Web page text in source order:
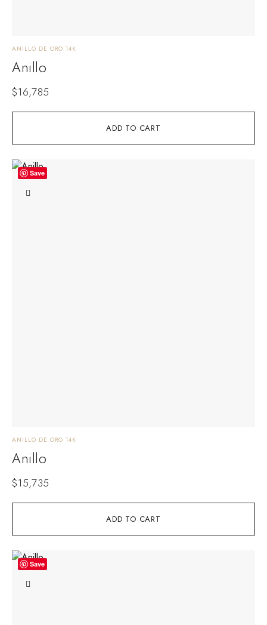
ADD TO CART
ANILLO DE ORO 14K
Anillo
$16,785
Save
ADD TO CART
ANILLO DE ORO 14K
Anillo
$15,735
Save